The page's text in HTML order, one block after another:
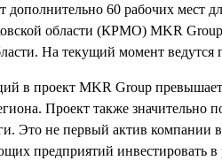
дополнительно 60 рабочих мест
области (КРМО) MKR
На текущий момент ведутся
в проект MKR Group
Проект также значительно
Это не первый актив компании
предприятий